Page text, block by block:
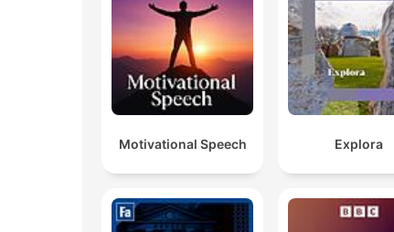
Motivational Speech Explora